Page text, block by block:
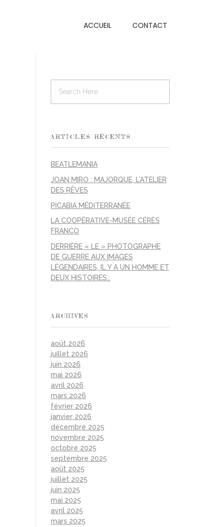
ACCUEIL CONTACT
ARTICLES RÉCENTS
BEATLEMANIA
JOAN MIRO : MAJORQUE, L’ATELIER
DES RÊVES
PICABIA MÉDITERRANÉE
LA COOPÉRATIVE-MUSÉE CÉRÈS
FRANCO
DERRIÈRE « LE » PHOTOGRAPHE
DE GUERRE AUX IMAGES
LÉGENDAIRES, IL Y A UN HOMME ET
DEUX HISTOIRES…
ARCHIVES
août 2026
juillet 2026
juin 2026
mai 2026
avril 2026
mars 2026
février 2026
janvier 2026
décembre 2025
novembre 2025
octobre 2025
septembre 2025
août 2025
juillet 2025
juin 2025
mai 2025
avril 2025
mars 2025